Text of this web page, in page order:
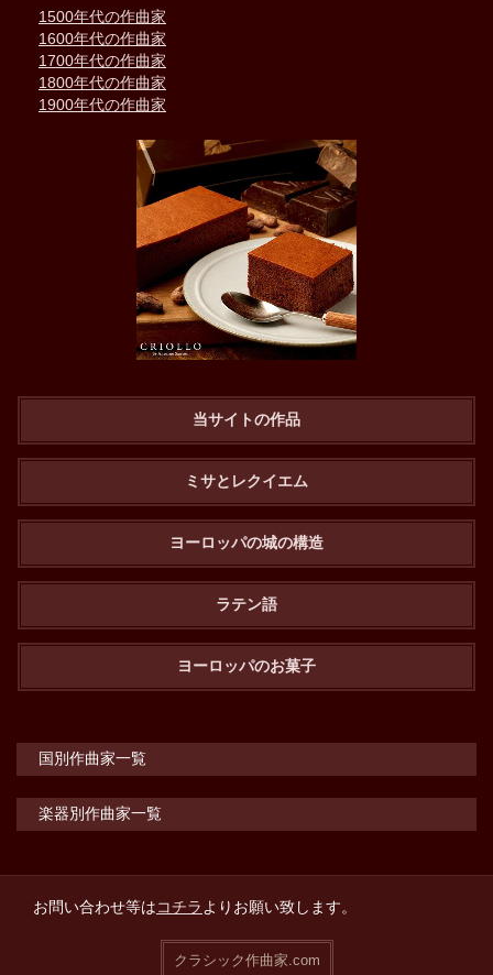
1500年代の作曲家
1600年代の作曲家
1700年代の作曲家
1800年代の作曲家
1900年代の作曲家
当サイトの作品
ミサとレクイエム
ヨーロッパの城の構造
ラテン語
ヨーロッパのお菓子
国別作曲家一覧
楽器別作曲家一覧
お問い合わせ等はコチラよりお願い致します。
クラシック作曲家.com